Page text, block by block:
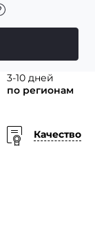
3-10 дней
по регионам
Качество